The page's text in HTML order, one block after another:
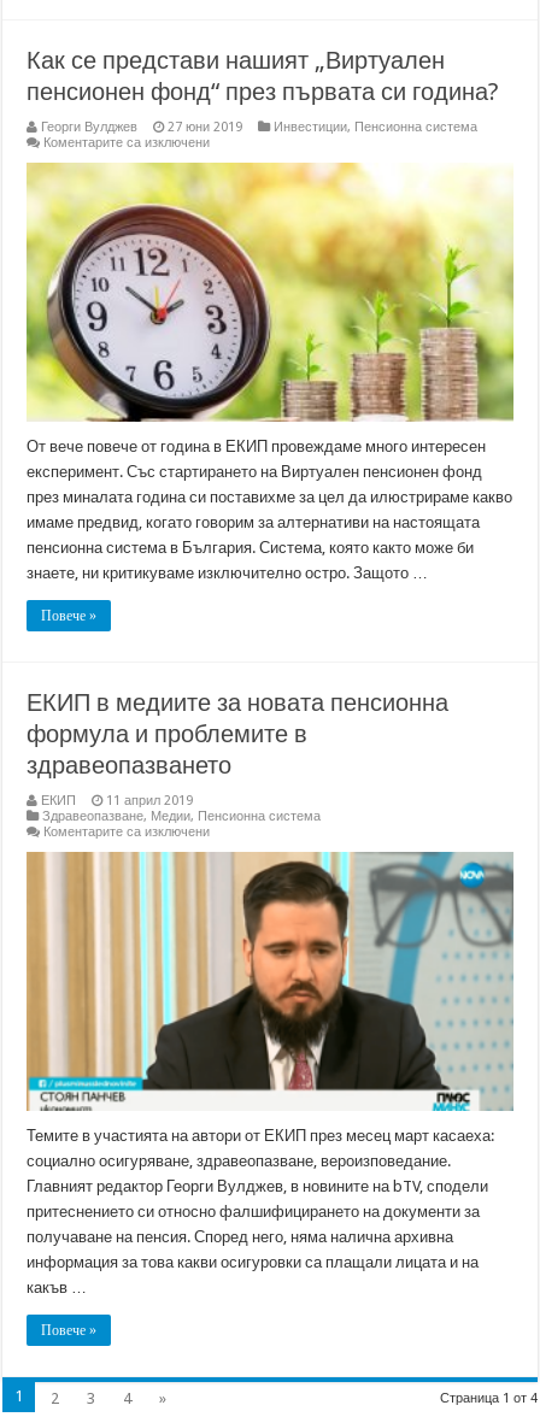
Как се представи нашият „Виртуален
пенсионен фонд“ през първата си година?
Георги Вулджев 27 юни 2019 Инвестиции, Пенсионна система
Коментарите са изключениза
представи
нашият
„Виртуален
пенсионен
фонд“
през
първата
си
година?
От вече повече от година в ЕКИП провеждаме много интересен
експеримент. Със стартирането на Виртуален пенсионен фонд
през миналата година си поставихме за цел да илюстрираме какво
имаме предвид, когато говорим за алтернативи на настоящата
пенсионна система в България. Система, която както може би
знаете, ни критикуваме изключително остро. Защото …
Повече »
ЕКИП в медиите за новата пенсионна
формула и проблемите в
здравеопазването
ЕКИП
11 април 2019
Здравеопазване, Медии, Пенсионна система
Коментарите са изключениза
медиите
новата
пенсионна
формула
проблемите
здравеопазването
Темите в участията на автори от ЕКИП през месец март касаеха:
социално осигуряване, здравеопазване, вероизповедание.
Главният редактор Георги Вулджев, в новините на bTV, сподели
притеснението си относно фалшифицирането на документи за
получаване на пенсия. Според него, няма налична архивна
информация за това какви осигуровки са плащали лицата и на
какъв …
Повече »
Страница 1 от 4
1 2 3 4 »